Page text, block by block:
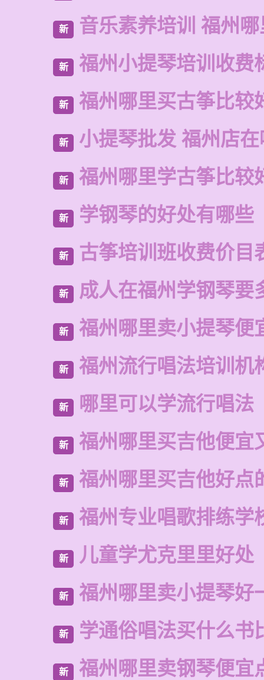
新 音乐素养培训 福州
新 福州小提琴培训收费
新 福州哪里买古筝比较
新 小提琴批发 福州店
新 福州哪里学古筝比较
新 学钢琴的好处有哪些
新 古筝培训班收费价目
新 成人在福州学钢琴要
新 福州哪里卖小提琴便
新 福州流行唱法培训机
新 哪里可以学流行唱法
新 福州哪里买吉他便宜
新 福州哪里买吉他好点
新 福州专业唱歌排练学
新 儿童学尤克里里好处
新 福州哪里卖小提琴好
新 学通俗唱法买什么书
新 福州哪里卖钢琴便宜